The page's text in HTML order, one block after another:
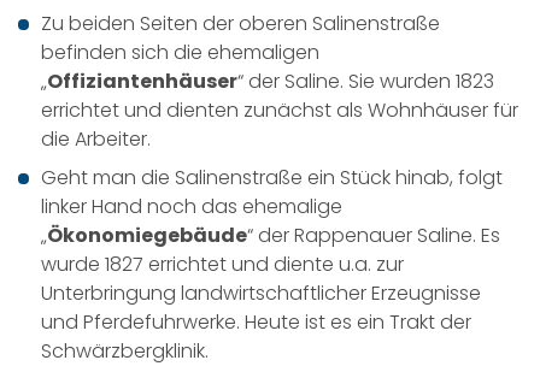
Zu beiden Seiten der oberen Salinenstraße
befinden sich die ehemaligen
„Offiziantenhäuser“ der Saline. Sie wurden 1823
errichtet und dienten zunächst als Wohnhäuser für
die Arbeiter.
Geht man die Salinenstraße ein Stück hinab, folgt
linker Hand noch das ehemalige
„Ökonomiegebäude“ der Rappenauer Saline. Es
wurde 1827 errichtet und diente u.a. zur
Unterbringung landwirtschaftlicher Erzeugnisse
und Pferdefuhrwerke. Heute ist es ein Trakt der
Schwärzbergklinik.